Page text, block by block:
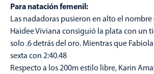
Para natación femenil:
Las nadadoras pusieron en alto el nombre
Haidee Viviana consiguió la plata con un
solo .6 detrás del oro. Mientras que
sexta con 2:40.48
Respecto a los 200m estilo libre, Karin